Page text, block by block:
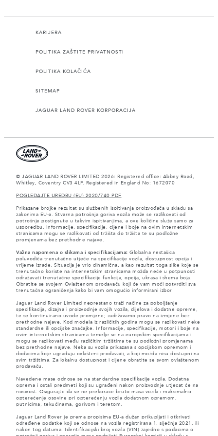
KARIJERA
POLITIKA ZAŠTITE PRIVATNOSTI
POLITIKA KOLAČIĆA
SITEMAP
JAGUAR LAND ROVER KORPORACIJA
© JAGUAR LAND ROVER LIMITED 2026: Registered office: Abbey Road,
Whitley, Coventry CV3 4LF. Registered in England No: 1672070
POGLEDAJTE UREDBU (EU) 2020/740 PDF
Prikazane brojke rezultat su službenih ispitivanja proizvođača u skladu sa
zakonima EU-a. Stvarna potrošnja goriva vozila može se razlikovati od
potrošnje postignute u takvim ispitivanjima, a ove količine služe samo za
usporedbu. Informacije, specifikacije, cijene i boje na ovim internetskim
stranicama mogu se razlikovati od tržišta do tržišta te su podložne
promjenama bez prethodne najave.
Važna napomena o slikama i specifikacijama: Globalna nestašica
poluvodiča trenutačno utječe na specifikacije vozila, dostupnost opcija i
vrijeme izrade. Situacija je vrlo dinamična, a kao rezultat toga slike koje se
trenutačno koriste na internetskim stranicama možda neće u potpunosti
odražavati trenutačne specifikacije funkcija, opcija, ukrasa i shema boja.
Obratite se svojem Ovlaštenom prodavaču koji će vam moći potvrditi sva
trenutačna ograničenja kako bi vam omogućio informirani izbor
Jaguar Land Rover Limited neprestano traži načine za poboljšanje
specifikacija, dizajna i proizvodnje svojih vozila, dijelova i dodatne opreme,
te se kontinuirano uvode promjene; zadržavamo pravo na izmjene bez
prethodne najave. Kod modela iz različitih godina mogu se razlikovati neke
standardne ili opcijske značajke. Informacije, specifikacije, motori i boje na
ovim internetskim stranicama temelje se na europskim specifikacijama i
mogu se razlikovati među različitim tržištima te su podložni promjenama
bez prethodne najave. Neka su vozila prikazana s opcijskom opremom i
dodacima koje ugrađuju ovlašteni prodavači, a koji možda nisu dostupni na
svim tržištima. Za lokalnu dostupnost i cijene obratite se svom ovlaštenom
prodavaču.
Navedene mase odnose se na standardne specifikacije vozila. Dodatna
oprema i ostali predmeti koji su ugrađeni nakon proizvodnje utjecat će na
nosivost. Osigurajte da se ne prekorače bruto masa vozila i maksimalno
opterećenje osovine pri opterećenju vozila dodatnom opremom,
putnicima, tekućinama, gorivom i teretom.
Jaguar Land Rover je prema propisima EU-a dužan prikupljati i otkrivati
određene podatke koji se odnose na vozila registrirana 1. siječnja 2021. ili
nakon tog datuma. Identifikacijski broj vozila (VIN) zajedno s podacima o